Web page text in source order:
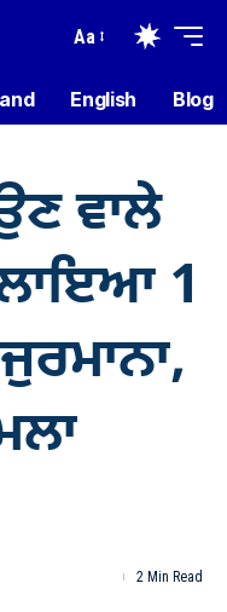
Aa
English Blog
ਵਾਲੇ
1
2 Min Read